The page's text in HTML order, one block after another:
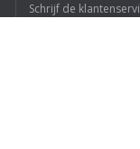
Schrijf de